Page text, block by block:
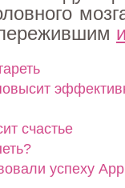
счастье
успеху